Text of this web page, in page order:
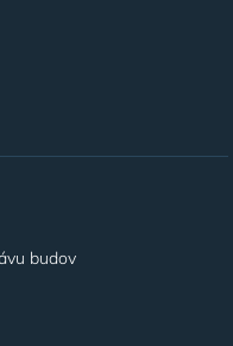
budov